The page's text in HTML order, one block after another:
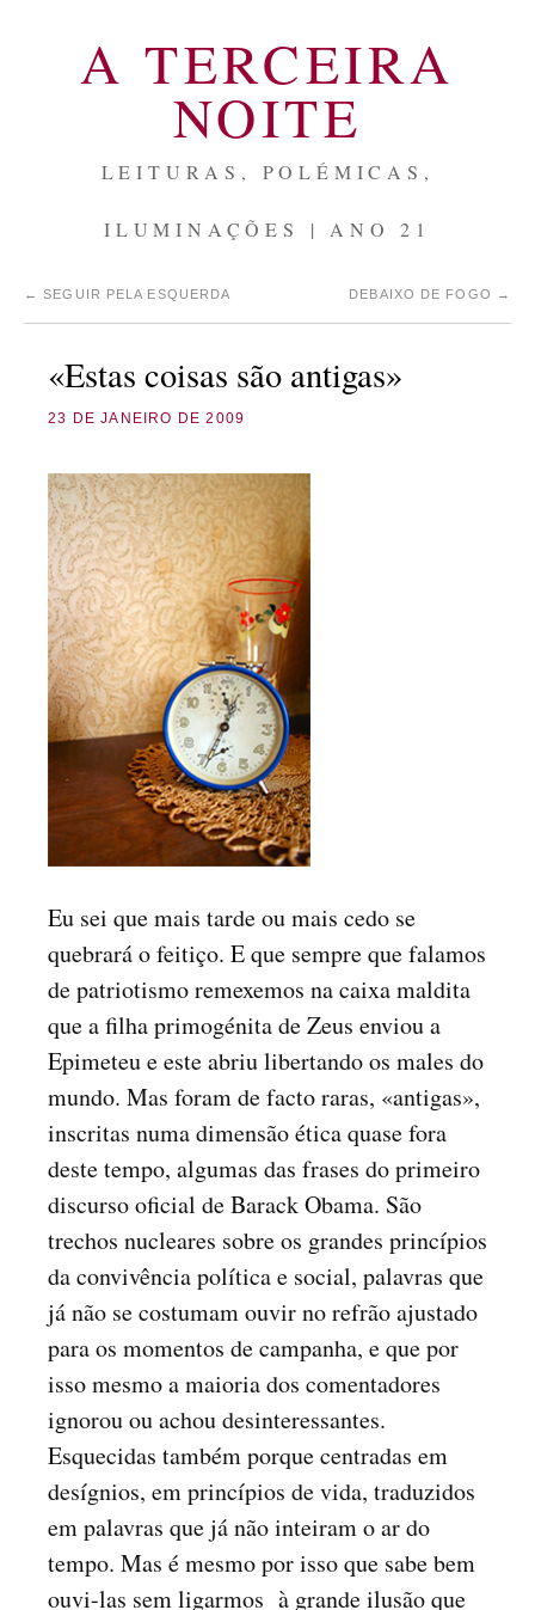
A TERCEIRA
NOITE
LEITURAS, POLÉMICAS,
ILUMINAÇÕES | ANO 21
← SEGUIR PELA ESQUERDA DEBAIXO DE FOGO →
«Estas coisas são antigas»
23 DE JANEIRO DE 2009
Eu sei que mais tarde ou mais cedo se
quebrará o feitiço. E que sempre que falamos
de patriotismo remexemos na caixa maldita
que a filha primogénita de Zeus enviou a
Epimeteu e este abriu libertando os males do
mundo. Mas foram de facto raras, «antigas»,
inscritas numa dimensão ética quase fora
deste tempo, algumas das frases do primeiro
discurso oficial de Barack Obama. São
trechos nucleares sobre os grandes princípios
da convivência política e social, palavras que
já não se costumam ouvir no refrão ajustado
para os momentos de campanha, e que por
isso mesmo a maioria dos comentadores
ignorou ou achou desinteressantes.
Esquecidas também porque centradas em
desígnios, em princípios de vida, traduzidos
em palavras que já não inteiram o ar do
tempo. Mas é mesmo por isso que sabe bem
ouvi-las sem ligarmos à grande ilusão que